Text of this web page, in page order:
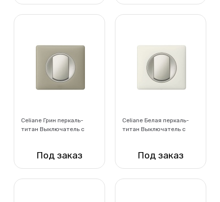
Нет в наличии
Нет в наличии
Celiane Грин перкаль-
титан Выключатель с
Под заказ
Нет в наличии
Celiane Белая перкаль-
титан Выключатель с
Под заказ
Нет в наличии